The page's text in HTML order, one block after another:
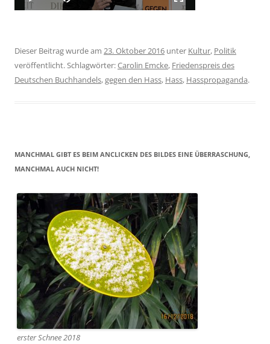
Dieser Beitrag wurde am 23. Oktober 2016 unter Kultur, Politik
veröffentlicht. Schlagwörter:Carolin Emcke, Friedenspreis des
Deutschen Buchhandels,gegen den Hass, Hass, Hasspropaganda.
MANCHMAL GIBT ES BEIM ANCLICKEN DES BILDES EINE ÜBERRASCHUNG,
MANCHMAL AUCH NICHT!
erster Schnee 2018